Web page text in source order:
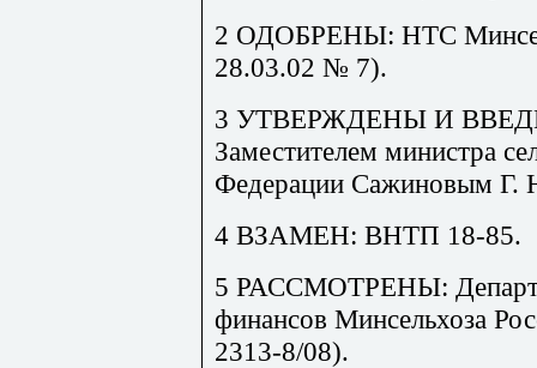
2 ОДОБРЕНЫ: НТС
28.03.02 № 7).
3 УТВЕРЖДЕНЫ И
Заместителем министра
Федерации Сажиновым Г.
4 ВЗАМЕН: ВНТП 18-85.
5 РАССМОТРЕНЫ:
финансов Минсельхоза
2313-8/08).